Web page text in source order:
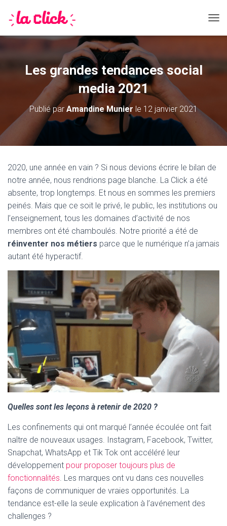
Les grandes tendances social
media 2021
Publié par Amandine Munier le 12 janvier 2021
2020, une année en vain ? Si nous devions écrire le bilan de
notre année, nous rendrions page blanche. La Click a été
absente, trop longtemps. Et nous en sommes les premiers
peinés. Mais que ce soit le privé, le public, les institutions ou
l’enseignement, tous les domaines d’activité de nos
membres ont été chamboulés. Notre priorité a été de
réinventer nos métiers parce que le numérique n’a jamais
autant été hyperactif.
Quelles sont les leçons à retenir de 2020 ?
Les confinements qui ont marqué l’année écoulée ont fait
naître de nouveaux usages. Instagram, Facebook, Twitter,
Snapchat, WhatsApp et Tik Tok ont accéléré leur
développement pour proposer toujours plus de
fonctionnalités. Les marques ont vu dans ces nouvelles
façons de communiquer de vraies opportunités. La
tendance est-elle la seule explication à l’avénement des
challenges ?